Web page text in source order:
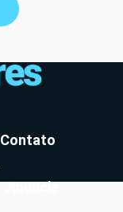
Contato
Anuncie